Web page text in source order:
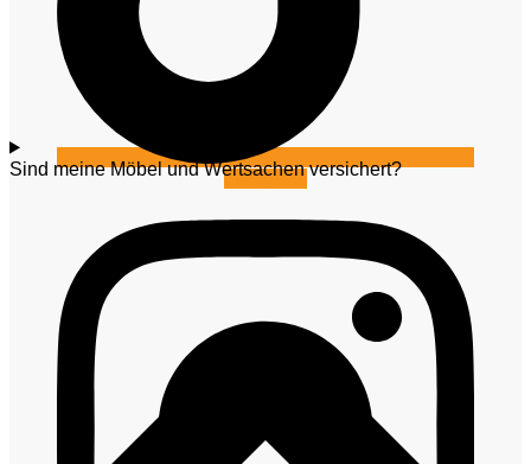
Instagram
Sind meine Möbel und Wertsachen versichert?